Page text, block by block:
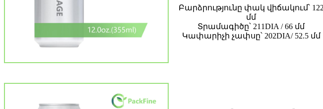
Բարձրությունը փակ վիճակում՝ 122
մմ
Տրամագիծը՝ 211DIA / 66 մմ
Կափարիչի չափսը՝ 202DIA/ 52.5 մմ